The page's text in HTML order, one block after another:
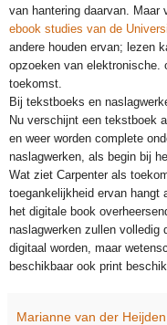
van hantering daarvan. Maar
ebook studies van de
andere houden ervan; lezen
opzoeken van elektronische.
toekomst.
Bij tekstboeks en
Nu verschijnt een tekstboek
en weer worden complete
naslagwerken, als begin bij
Wat ziet Carpenter als
toegankelijkheid ervan hangt
het digitale book
naslagwerken zullen volledig
digitaal worden, maar
beschikbaar ook print
Marianne van der Heijden